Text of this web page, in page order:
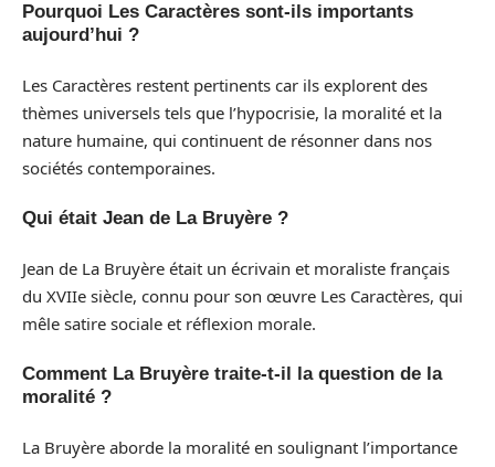
Pourquoi Les Caractères sont-ils importants
aujourd’hui ?
Les Caractères restent pertinents car ils explorent des
thèmes universels tels que l’hypocrisie, la moralité et la
nature humaine, qui continuent de résonner dans nos
sociétés contemporaines.
Qui était Jean de La Bruyère ?
Jean de La Bruyère était un écrivain et moraliste français
du XVIIe siècle, connu pour son œuvre Les Caractères, qui
mêle satire sociale et réflexion morale.
Comment La Bruyère traite-t-il la question de la
moralité ?
La Bruyère aborde la moralité en soulignant l’importance